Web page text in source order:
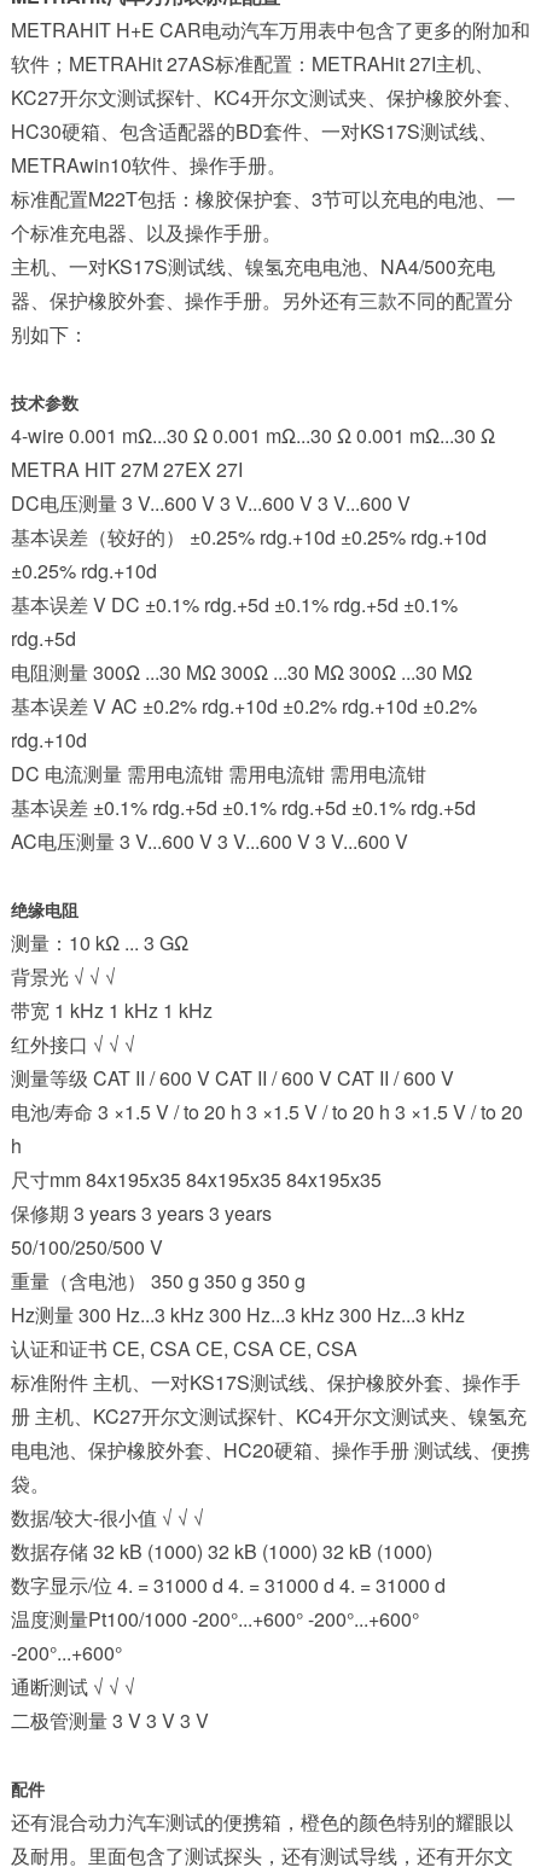
METRAHIT H+E CAR电动汽车万用表中包含了更多的附加和
软件；METRAHit 27AS标准配置：METRAHit 27I主机、
KC27开尔文测试探针、KC4开尔文测试夹、保护橡胶外套、
HC30硬箱、包含适配器的BD套件、一对KS17S测试线、
METRAwin10软件、操作手册。
标准配置M22T包括：橡胶保护套、3节可以充电的电池、一
个标准充电器、以及操作手册。
主机、一对KS17S测试线、镍氢充电电池、NA4/500充电
器、保护橡胶外套、操作手册。另外还有三款不同的配置分
别如下：
技术参数
4-wire 0.001 mΩ...30 Ω 0.001 mΩ...30 Ω 0.001 mΩ...30 Ω
METRA HIT 27M 27EX 27I
DC电压测量 3 V...600 V 3 V...600 V 3 V...600 V
基本误差（较好的） ±0.25% rdg.+10d ±0.25% rdg.+10d
±0.25% rdg.+10d
基本误差 V DC ±0.1% rdg.+5d ±0.1% rdg.+5d ±0.1%
rdg.+5d
电阻测量 300Ω ...30 MΩ 300Ω ...30 MΩ 300Ω ...30 MΩ
基本误差 V AC ±0.2% rdg.+10d ±0.2% rdg.+10d ±0.2%
rdg.+10d
DC 电流测量 需用电流钳 需用电流钳 需用电流钳
基本误差 ±0.1% rdg.+5d ±0.1% rdg.+5d ±0.1% rdg.+5d
AC电压测量 3 V...600 V 3 V...600 V 3 V...600 V
绝缘电阻
测量：10 kΩ ... 3 GΩ
背景光 √ √ √
带宽 1 kHz 1 kHz 1 kHz
红外接口 √ √ √
测量等级 CAT II / 600 V CAT II / 600 V CAT II / 600 V
电池/寿命 3 ×1.5 V / to 20 h 3 ×1.5 V / to 20 h 3 ×1.5 V / to 20
h
尺寸mm 84x195x35 84x195x35 84x195x35
保修期 3 years 3 years 3 years
50/100/250/500 V
重量（含电池） 350 g 350 g 350 g
Hz测量 300 Hz...3 kHz 300 Hz...3 kHz 300 Hz...3 kHz
认证和证书 CE, CSA CE, CSA CE, CSA
标准附件 主机、一对KS17S测试线、保护橡胶外套、操作手
册 主机、KC27开尔文测试探针、KC4开尔文测试夹、镍氢充
电电池、保护橡胶外套、HC20硬箱、操作手册 测试线、便携
袋。
数据/较大-很小值 √ √ √
数据存储 32 kB (1000) 32 kB (1000) 32 kB (1000)
数字显示/位 4. = 31000 d 4. = 31000 d 4. = 31000 d
温度测量Pt100/1000 -200°...+600° -200°...+600°
-200°...+600°
通断测试 √ √ √
二极管测量 3 V 3 V 3 V
配件
还有混合动力汽车测试的便携箱，橙色的颜色特别的耀眼以
及耐用。里面包含了测试探头，还有测试导线，还有开尔文